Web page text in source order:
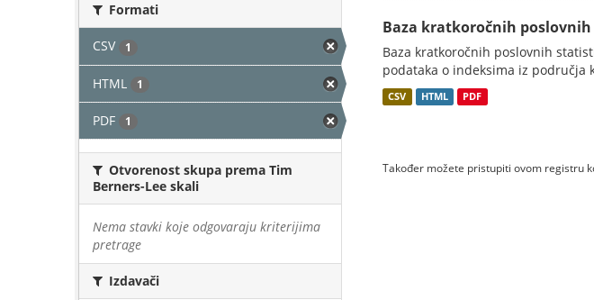
Formati
CSV 1
HTML 1
PDF 1
Otvorenost skupa prema Tim
Berners-Lee skali
Nema stavki koje odgovaraju kriterijima
pretrage
Izdavači
Baza kratkoročnih poslovnih
Baza kratkoročnih poslovnih
podataka o indeksima iz područja
CSV HTML PDF
Također možete pristupiti ovom registru